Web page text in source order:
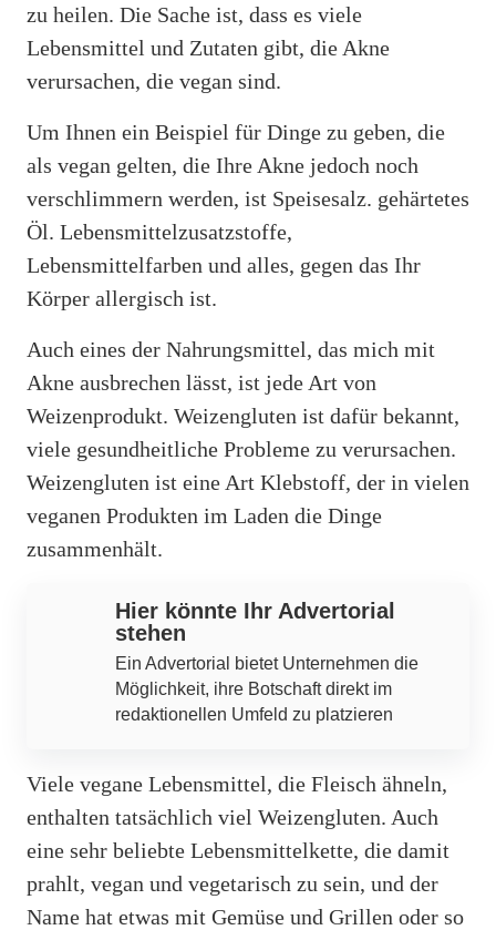
zu heilen. Die Sache ist, dass es viele
Lebensmittel und Zutaten gibt, die Akne
verursachen, die vegan sind.
Um Ihnen ein Beispiel für Dinge zu geben, die
als vegan gelten, die Ihre Akne jedoch noch
verschlimmern werden, ist Speisesalz. gehärtetes
Öl. Lebensmittelzusatzstoffe,
Lebensmittelfarben und alles, gegen das Ihr
Körper allergisch ist.
Auch eines der Nahrungsmittel, das mich mit
Akne ausbrechen lässt, ist jede Art von
Weizenprodukt. Weizengluten ist dafür bekannt,
viele gesundheitliche Probleme zu verursachen.
Weizengluten ist eine Art Klebstoff, der in vielen
veganen Produkten im Laden die Dinge
zusammenhält.
Hier könnte Ihr Advertorial
stehen
Ein Advertorial bietet Unternehmen die
Möglichkeit, ihre Botschaft direkt im
redaktionellen Umfeld zu platzieren
Viele vegane Lebensmittel, die Fleisch ähneln,
enthalten tatsächlich viel Weizengluten. Auch
eine sehr beliebte Lebensmittelkette, die damit
prahlt, vegan und vegetarisch zu sein, und der
Name hat etwas mit Gemüse und Grillen oder so